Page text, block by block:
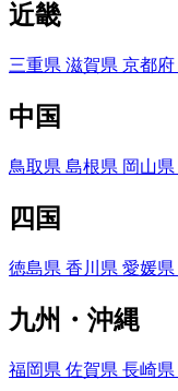
近畿
三重県 滋賀県 京都府
中国
鳥取県 島根県 岡山県
四国
徳島県 香川県 愛媛県
九州・沖縄
福岡県 佐賀県 長崎県